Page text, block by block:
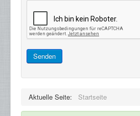
Senden
Aktuelle Seite: Startseite